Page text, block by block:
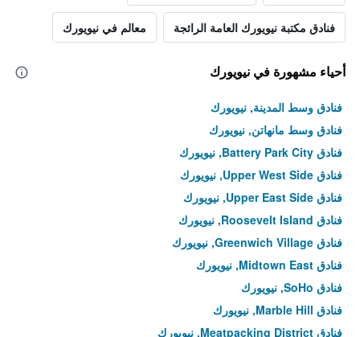
فنادق مكتبة نيويورك العامة الرائجة معالم في نيويورك
أحياء مشهورة في نيويورك
فنادق وسط المدينة, نيويورك
فنادق وسط مانهاتن, نيويورك
فنادق Battery Park City, نيويورك
فنادق Upper West Side, نيويورك
فنادق Upper East Side, نيويورك
فنادق Roosevelt Island, نيويورك
فنادق Greenwich Village, نيويورك
فنادق Midtown East, نيويورك
فنادق SoHo, نيويورك
فنادق Marble Hill, نيويورك
فنادق Meatpacking District, نيويورك